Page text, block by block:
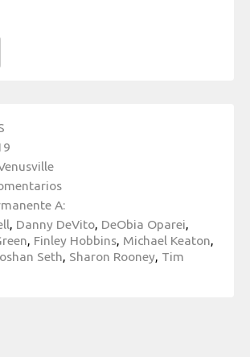
A:
, Danny DeVito, DeObia Oparei,
, Finley Hobbins, Michael Keaton,
Seth, Sharon Rooney, Tim